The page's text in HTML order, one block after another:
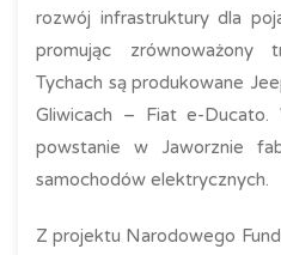
rozwój infrastruktury dla
promując zrównoważony
Tychach są produkowane
Gliwicach – Fiat e-Ducato.
powstanie w Jaworznie
samochodów elektrycznych.
Z projektu Narodowego